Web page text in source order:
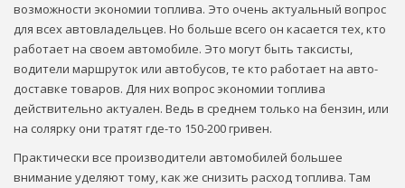
возможности экономии топлива. Это очень актуальный вопрос
для всех автовладельцев. Но больше всего он касается тех, кто
работает на своем автомобиле. Это могут быть таксисты,
водители маршруток или автобусов, те кто работает на авто-
доставке товаров. Для них вопрос экономии топлива
действительно актуален. Ведь в среднем только на бензин, или
на солярку они тратят где-то 150-200 гривен.
Практически все производители автомобилей большее
внимание уделяют тому, как же снизить расход топлива. Там